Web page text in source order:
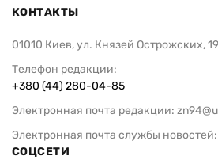
КОНТАКТЫ
01010 Киев, ул. Князей Острожских,
Телефон редакции:
+380 (44) 280-04-85
Электронная почта редакции:
Электронная почта службы новостей:
СОЦСЕТИ